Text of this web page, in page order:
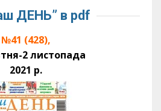
ДЕНЬ” в pdf
№41 (428),
2 листопада
2021 р.